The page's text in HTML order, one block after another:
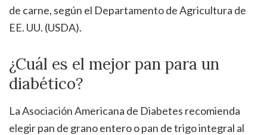
de carne, según el Departamento de Agricultura de
EE. UU. (USDA).
¿Cuál es el mejor pan para un
diabético?
La Asociación Americana de Diabetes recomienda
elegir pan de grano entero o pan de trigo integral al